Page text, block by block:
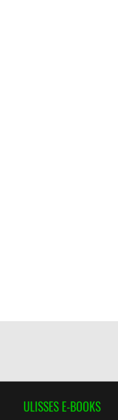
ULISSES E-BOOKS